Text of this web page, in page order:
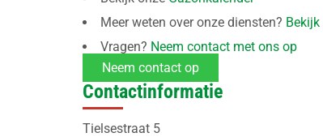
Meer weten over onze diensten?
Vragen? Neem contact met ons op
Neem contact op
Contactinformatie
Tielsestraat 5